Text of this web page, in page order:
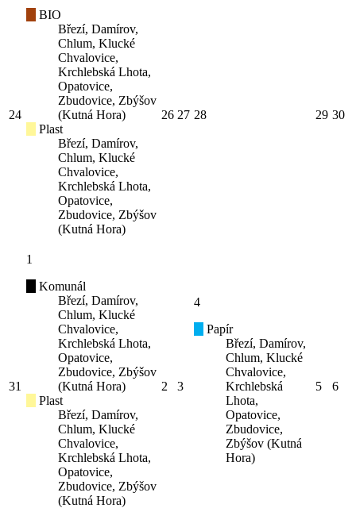
24
BIO
Březí, Damírov,
Chlum, Klucké
Chvalovice,
Krchlebská Lhota,
Opatovice,
Zbudovice, Zbýšov
(Kutná Hora)
Plast
Březí, Damírov,
Chlum, Klucké
Chvalovice,
Krchlebská Lhota,
Opatovice,
Zbudovice, Zbýšov
(Kutná Hora)
26 27 28 29 30
31
1
Komunál
Březí, Damírov,
Chlum, Klucké
Chvalovice,
Krchlebská Lhota,
Opatovice,
Zbudovice, Zbýšov
(Kutná Hora)
Plast
Březí, Damírov,
Chlum, Klucké
Chvalovice,
Krchlebská Lhota,
Opatovice,
Zbudovice, Zbýšov
(Kutná Hora)
2 3
4
Papír
Březí, Damírov,
Chlum, Klucké
Chvalovice,
Krchlebská
Lhota,
Opatovice,
Zbudovice,
Zbýšov (Kutná
Hora)
5 6